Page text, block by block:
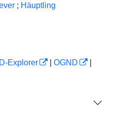
; Häuptling
Explorer OGND